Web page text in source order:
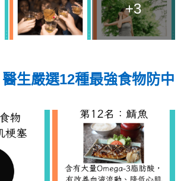
+3
醫生嚴選12種最強食物防中